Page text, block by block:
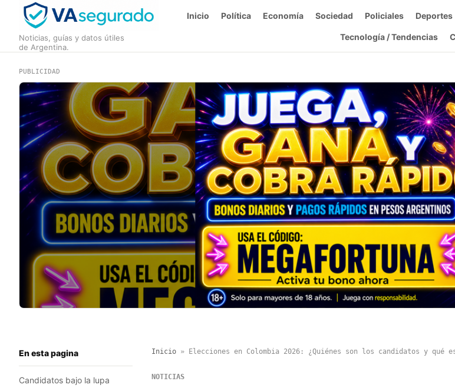
Noticias, guías y datos útiles
de Argentina.
Inicio Política Economía Sociedad Policiales Deportes
Tecnología / Tendencias
PUBLICIDAD
En esta pagina
Candidatos bajo la lupa
Inicio» Elecciones en Colombia 2026: ¿Quiénes son los candidatos y qué
NOTICIAS